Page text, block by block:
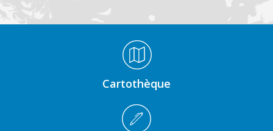
Cartothèque